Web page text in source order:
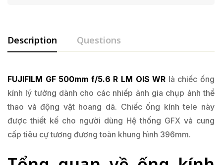
Description Questions
FUJIFILM GF 500mm f/5.6 R LM OIS WR là chiếc ống
kính lý tưởng dành cho các nhiếp ảnh gia chụp ảnh thể
thao và động vật hoang dã. Chiếc ống kính tele này
được thiết kế cho người dùng Hệ thống GFX và cung
cấp tiêu cự tương đương toàn khung hình 396mm.